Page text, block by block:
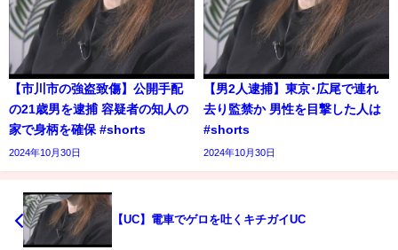
【市川市の強盗致傷】公開手配
の21歳男を逮捕 容疑者の知人の
家で身柄を確保 #shorts
2024年10月30日
【男2人逮捕】東京･広尾で連れ
去り監禁か 男性を目撃した人は
#shorts
2024年10月30日
【UC】電車でゲロを吐くキチガイUC